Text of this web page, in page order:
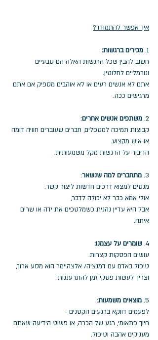
איך אפשר להתמודד?
1. מכירים ברגשות:
חשוב להבין שכל הרגשות האלה הם טבעיים
ונורמליים לחלוטין.
אתם לא אנשים רעים או לא אוהבים מספיק אם אתם
מרגישים ככה.
2. משתפים אנשים אחרים:
קבוצות תמיכה למטפלים, חברים שעוברים חוויה דומה
או איש מקצוע.
הדיבור על הרגשות מקל משמעותית.
3. מתחברים למה שנשאר:
מנסים למצוא דרכים חדשות ליצור קשר.
אולי אמא כבר לא יכולה לדבר,
אבל היא עדיין נהנית כשמלטפים את ידה או שרים
איתה.
4. שומרים על עצמנו:
עושים הפסקות קצרות.
טיפול באדם עם דמנציה/ אלצהיימר הוא מסע ארוך,
וצריך לעשות פסקי זמן להתרעננות.
5. מוצאים משמעות:
לפעמים דווקא ברגעים הקטנים -
חיוך פתאומי, רגע של הכרה, או פשוט הידיעה שאתם
מעניקים אהבה וטיפול.